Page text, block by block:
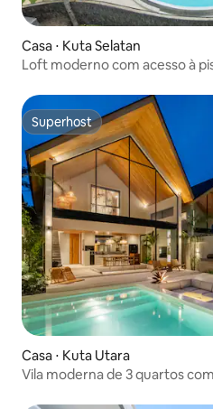
Casa ⋅ Kuta Selatan
Loft moderno com acesso à
Superhost
Superhost
Casa ⋅ Kuta Utara
Vila moderna de 3 quartos